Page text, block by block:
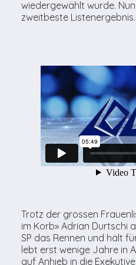
wiedergewählt wurde.
zweitbeste Listenergebnis.
Trotz der grossen
im Korb» Adrian Durtschi
SP das Rennen und hält
lebt erst wenige Jahre in
auf Anhieb in die